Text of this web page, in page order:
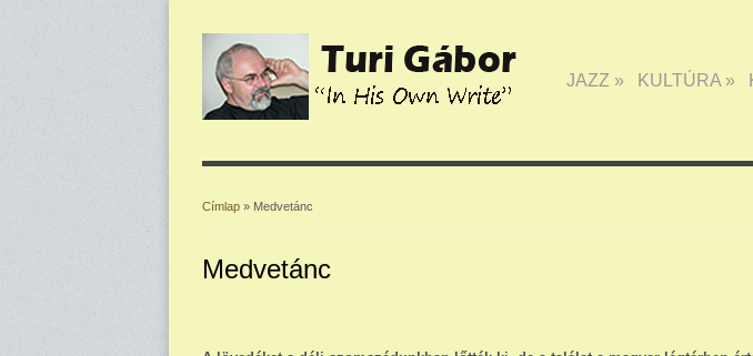
JAZZ » KULTÚRA »
Címlap » Medvetánc
Medvetánc